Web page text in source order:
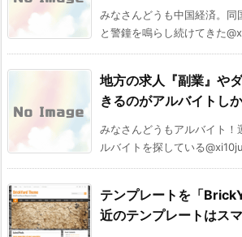
みなさんどうも中国経済。同
と警鐘を鳴らし続けてきた
地方の求人『副業』や
きるのがアルバイトし
みなさんどうもアルバイト！
ルバイトを探している
テンプレートを「
近のテンプレートはス